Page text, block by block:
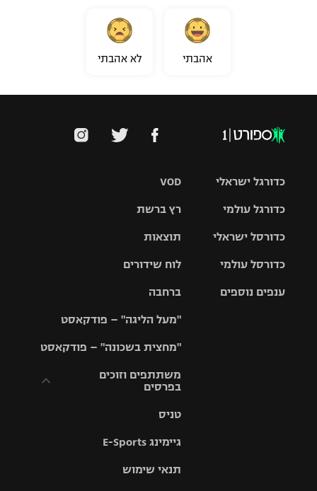
אהבתי לא אהבתי
VOD
רץ ברשת
תוצאות
לוח שידורים
ברחבה
"מעל הליגה" – פודקאסט
"מחצית בשכונה" – פודקאסט
משתתפים וזוכים
בפרסים
וזוכים בפרסים
תקנון עבור פעילות
טניס
גיימינג E-Sports
תנאי שימוש
כדורגל ישראלי
גביע הטוטו
כדורגל עולמי
האלופות
ליגה
כדורסל ישראלי
סל
כדורסל עולמי
ענפים נוספים